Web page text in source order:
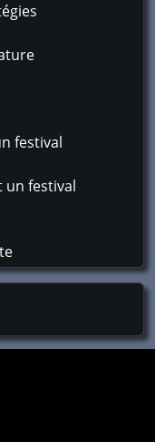
festival
un festival